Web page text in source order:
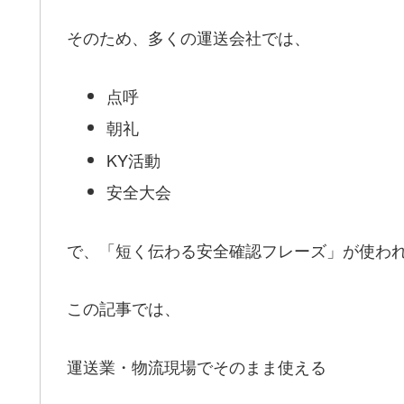
そのため、多くの運送会社では、
点呼
朝礼
KY活動
安全大会
で、「短く伝わる安全確認フレーズ」が使わ
この記事では、
運送業・物流現場でそのまま使える